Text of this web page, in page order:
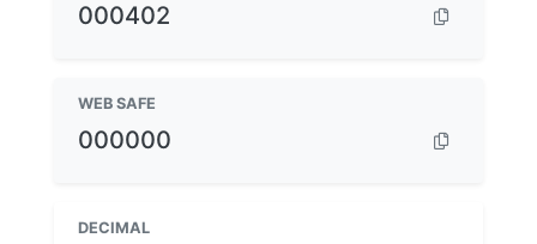
000402
WEB SAFE
000000
DECIMAL